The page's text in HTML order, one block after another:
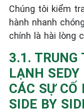
Chúng tôi kiểm
hành nhanh
chính là hài lòng
3.1. TRUNG
LẠNH
CÁC SỰ CỐ
SIDE BY